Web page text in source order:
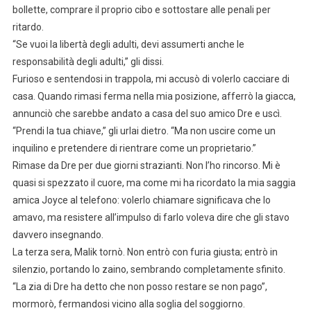
bollette, comprare il proprio cibo e sottostare alle penali per
ritardo.
“Se vuoi la libertà degli adulti, devi assumerti anche le
responsabilità degli adulti,” gli dissi.
Furioso e sentendosi in trappola, mi accusò di volerlo cacciare di
casa. Quando rimasi ferma nella mia posizione, afferrò la giacca,
annunciò che sarebbe andato a casa del suo amico Dre e uscì.
“Prendi la tua chiave,” gli urlai dietro. “Ma non uscire come un
inquilino e pretendere di rientrare come un proprietario.”
Rimase da Dre per due giorni strazianti. Non l’ho rincorso. Mi è
quasi si spezzato il cuore, ma come mi ha ricordato la mia saggia
amica Joyce al telefono: volerlo chiamare significava che lo
amavo, ma resistere all’impulso di farlo voleva dire che gli stavo
davvero insegnando.
La terza sera, Malik tornò. Non entrò con furia giusta; entrò in
silenzio, portando lo zaino, sembrando completamente sfinito.
“La zia di Dre ha detto che non posso restare se non pago”,
mormorò, fermandosi vicino alla soglia del soggiorno.